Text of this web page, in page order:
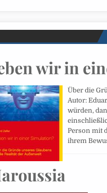
wir in
Über die
Autor:
würden,
Person mit
ihrem